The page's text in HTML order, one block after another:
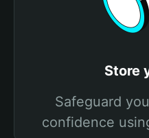
Store
Safeguard
confidence